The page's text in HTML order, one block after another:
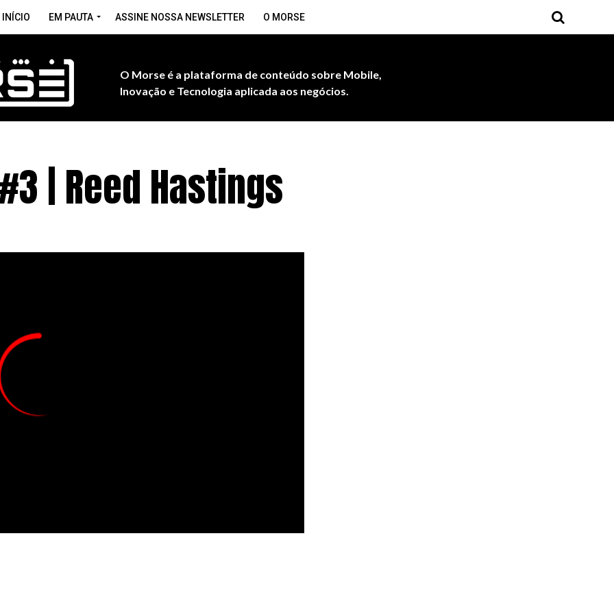
INÍCIO EM PAUTA ASSINE NOSSA NEWSLETTER O MORSE
O Morse é a plataforma de conteúdo sobre Mobile,
Inovação e Tecnologia aplicada aos negócios.
#3 | Reed Hastings